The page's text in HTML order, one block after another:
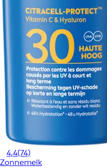
4,4(74)
Zonnemelk